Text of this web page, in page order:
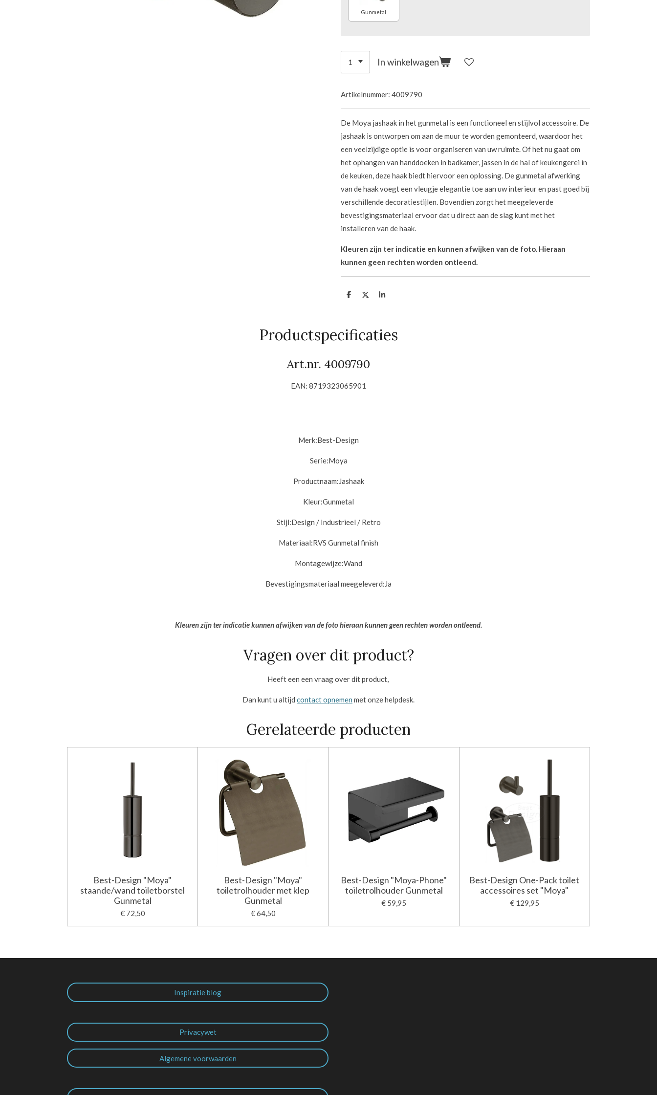
Gunmetal
In winkelwagen
Artikelnummer: 4009790
De Moya jashaak in het gunmetal is een functioneel en stijlvol accessoire. De
jashaak is ontworpen om aan de muur te worden gemonteerd, waardoor het
een veelzijdige optie is voor organiseren van uw ruimte. Of het nu gaat om
het ophangen van handdoeken in badkamer, jassen in de hal of keukengerei in
de keuken, deze haak biedt hiervoor een oplossing. De gunmetal afwerking
van de haak voegt een vleugje elegantie toe aan uw interieur en past goed bij
verschillende decoratiestijlen. Bovendien zorgt het meegeleverde
bevestigingsmateriaal ervoor dat u direct aan de slag kunt met het
installeren van de haak.
Kleuren zijn ter indicatie en kunnen afwijken van de foto. Hieraan
kunnen geen rechten worden ontleend.
D
D
S
Productspecificaties
Art.nr. 4009790
EAN: 8719323065901
Merk:Best-Design
Serie:Moya
Productnaam:Jashaak
Kleur:Gunmetal
Stijl:Design / Industrieel / Retro
Materiaal:RVS Gunmetal finish
Montagewijze:Wand
Bevestigingsmateriaal meegeleverd:Ja
Kleuren zijn ter indicatie kunnen afwijken van de foto hieraan kunnen geen rechten worden ontleend.
Vragen over dit product?
Heeft een een vraag over dit product,
Dan kunt u altijd contact opnemen met onze helpdesk.
Gerelateerde producten
Best-Design "Moya"
staande/wand toiletborstel
Gunmetal
€ 72,50
Best-Design "Moya"
toiletrolhouder met klep
Gunmetal
€ 64,50
Best-Design "Moya-Phone"
toiletrolhouder Gunmetal
€ 59,95
Best-Design One-Pack toilet
accessoires set "Moya"
€ 129,95
Inspiratie blog
Privacywet
Algemene voorwaarden